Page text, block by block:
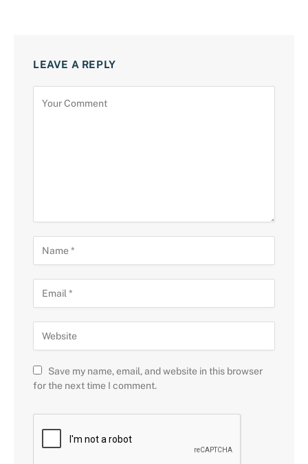
LEAVE A REPLY
Save my name, email, and website in this browser
for the next time I comment.